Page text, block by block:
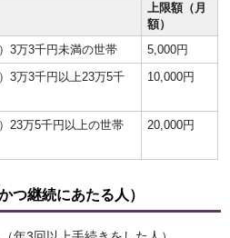
上限額（月
額）
3万3千円未満の世帯
5,000円
3万3千円以上23万5千
10,000円
23万5千円以上の世帯 20,000円
つ継続にあたる人）